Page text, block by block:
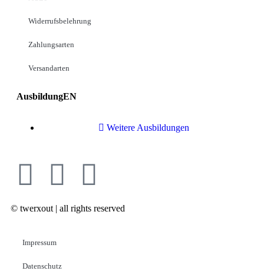
Widerrufsbelehrung
Zahlungsarten
Versandarten
AusbildungEN
Weitere Ausbildungen
© twerxout | all rights reserved
Impressum
Datenschutz